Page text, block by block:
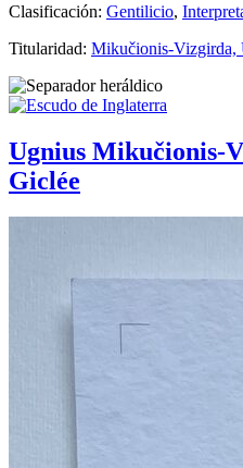
Clasificación: Gentilicio,
Titularidad: Mikučionis-Vizgirda,
Ugnius Mikučionis-
Giclée